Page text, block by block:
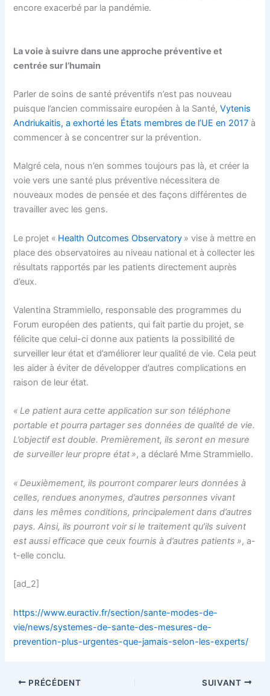
encore exacerbé par la pandémie.
La voie à suivre dans une approche préventive et
centrée sur l’humain
Parler de soins de santé préventifs n’est pas nouveau
puisque l’ancien commissaire européen à la Santé,Vytenis
Andriukaitis, a exhorté les États membres de l’UE en 2017 à
commencer à se concentrer sur la prévention.
Malgré cela, nous n’en sommes toujours pas là, et créer la
voie vers une santé plus préventive nécessitera de
nouveaux modes de pensée et des façons différentes de
travailler avec les gens.
Le projet « Health Outcomes Observatory » vise à mettre en
place des observatoires au niveau national et à collecter les
résultats rapportés par les patients directement auprès
d’eux.
Valentina Strammiello, responsable des programmes du
Forum européen des patients, qui fait partie du projet, se
félicite que celui-ci donne aux patients la possibilité de
surveiller leur état et d’améliorer leur qualité de vie. Cela peut
les aider à éviter de développer d’autres complications en
raison de leur état.
« Le patient aura cette application sur son téléphone
portable et pourra partager ses données de qualité de vie.
L’objectif est double. Premièrement, ils seront en mesure
de surveiller leur propre état », a déclaré Mme Strammiello.
« Deuxièmement, ils pourront comparer leurs données à
celles, rendues anonymes, d’autres personnes vivant
dans les mêmes conditions, principalement dans d’autres
pays. Ainsi, ils pourront voir si le traitement qu’ils suivent
est aussi efficace que ceux fournis à d’autres patients », a-
t-elle conclu.
[ad_2]
https://www.euractiv.fr/section/sante-modes-de-
vie/news/systemes-de-sante-des-mesures-de-
prevention-plus-urgentes-que-jamais-selon-les-experts/
PRÉCÉDENT SUIVANT